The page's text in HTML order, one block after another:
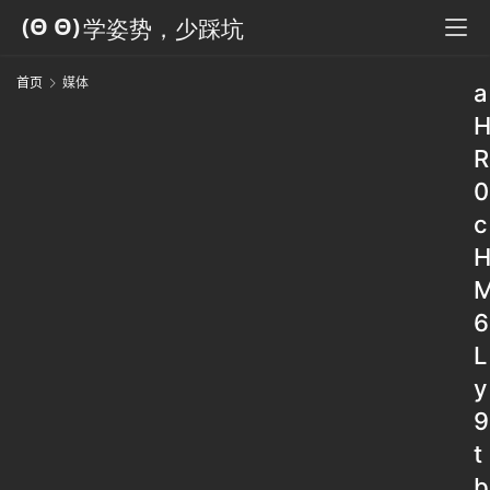
首页 媒体
a
H
R
0
c
H
6
L
y
9
t